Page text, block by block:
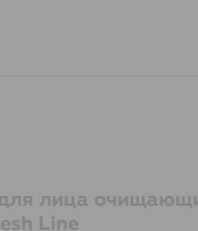
для лица
Line